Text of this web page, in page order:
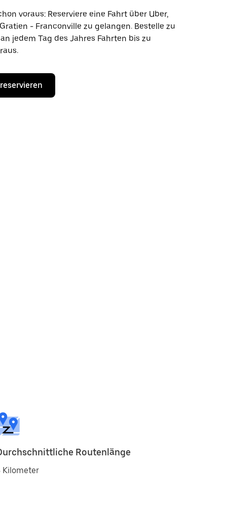
voraus: Reserviere eine Fahrt über Uber,
- Franconville zu gelangen. Bestelle zu
jedem Tag des Jahres Fahrten bis zu
Routenlänge
Kilometer